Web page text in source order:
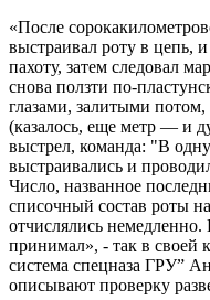
«После
выстраивал роту в цепь,
пахоту, затем следовал
снова ползти по-
глазами, залитыми
(казалось, еще метр — и
выстрел, команда: "В
выстраивались и
Число, названное
списочный состав роты
отчислялись
принимал», - так в своей
система спецназа ГРУ”
описывают проверку